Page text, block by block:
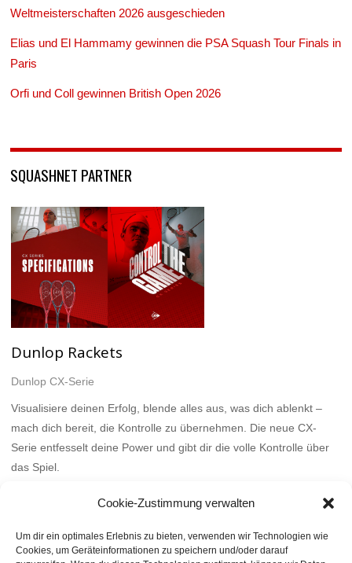
Cookie-Zustimmung verwalten
Um dir ein optimales Erlebnis zu bieten, verwenden wir Technologien wie
Cookies, um Geräteinformationen zu speichern und/oder darauf
Weltmeisterschaften 2026 ausgeschieden
Elias und El Hammamy gewinnen die PSA Squash Tour Finals in
Paris
Orfi und Coll gewinnen British Open 2026
SQUASHNET PARTNER
Dunlop Rackets
Dunlop CX-Serie
Visualisiere deinen Erfolg, blende alles aus, was dich ablenkt –
mach dich bereit, die Kontrolle zu übernehmen. Die neue CX-
Serie entfesselt deine Power und gibt dir die volle Kontrolle über
das Spiel.